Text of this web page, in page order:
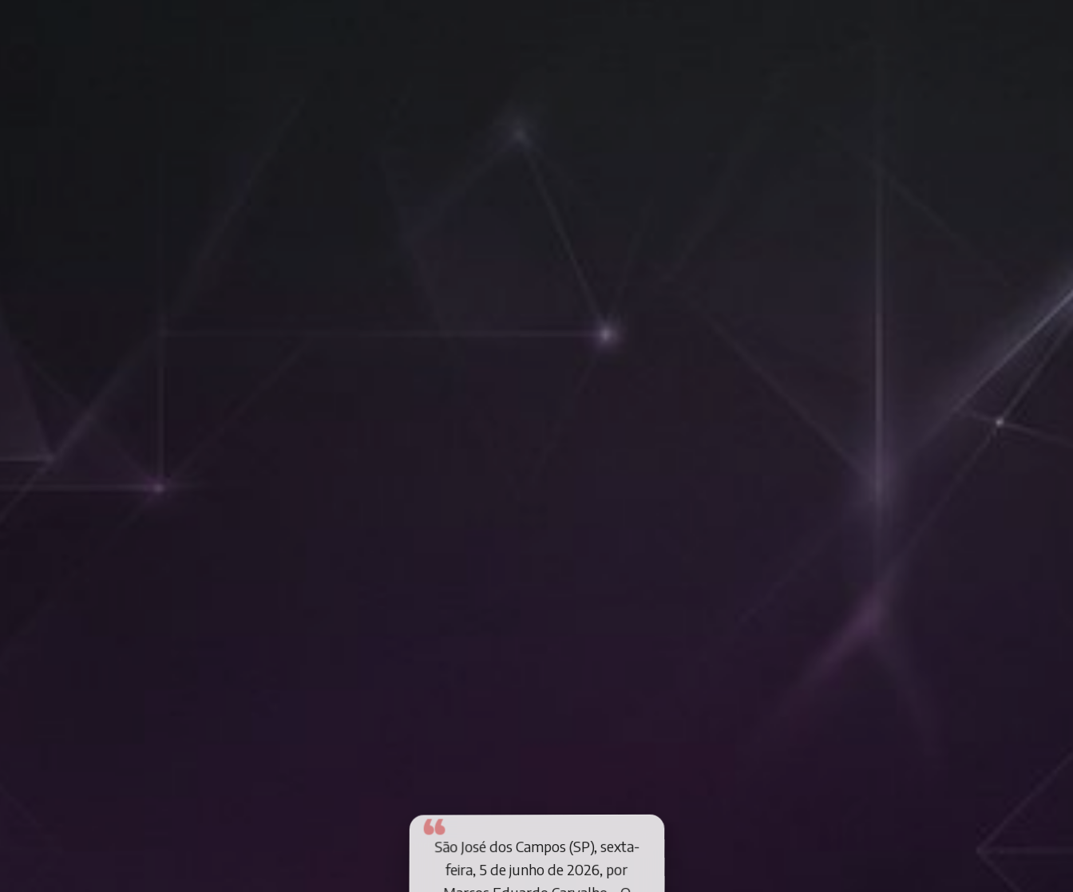
São José dos Campos (SP), sexta-
feira, 5 de junho de 2026, por